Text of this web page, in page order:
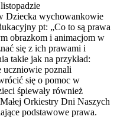
Dziecka wychowankowie
pt: „Co to są prawa
obrazkom i animacjom w
się z ich prawami i
takie jak na przykład:
poznali
się o pomoc w
śpiewały również
Orkiestry Dni Naszych
podstawowe prawa.